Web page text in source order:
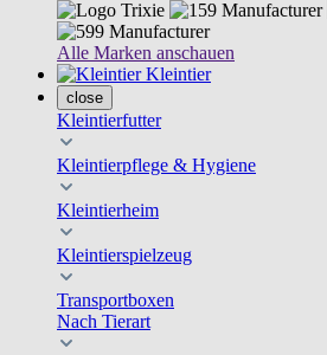
Alle Marken anschauen
Kleintier
close
Kleintierfutter
Kleintierpflege & Hygiene
Kleintierheim
Kleintierspielzeug
Transportboxen
Nach Tierart